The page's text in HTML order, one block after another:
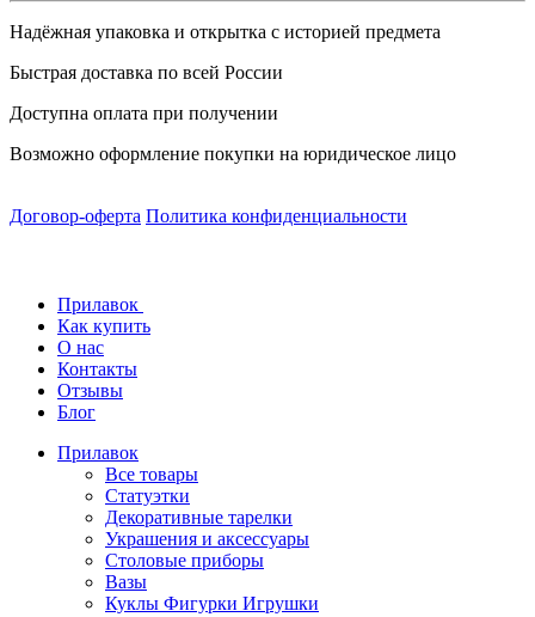
Надёжная упаковка и открытка с историей предмета
Быстрая доставка по всей России
Доступна оплата при получении
Возможно оформление покупки на юридическое лицо
Договор-оферта Политика конфиденциальности
Прилавок
Как купить
О нас
Контакты
Отзывы
Блог
Прилавок
Все товары
Статуэтки
Декоративные тарелки
Украшения и аксессуары
Столовые приборы
Вазы
Куклы Фигурки Игрушки